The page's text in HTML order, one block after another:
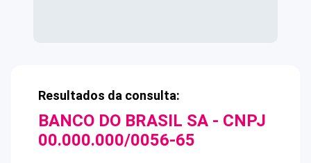
Resultados da consulta:
BANCO DO BRASIL SA - CNPJ
00.000.000/0056-65